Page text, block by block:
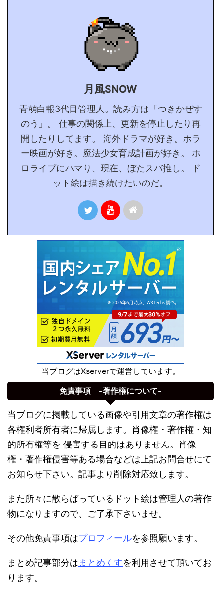
月風SNOW
青萌白報3代目管理人。読み方は「つきかぜす
のう」。 仕事の関係上、更新を停止したり再
開したりしてます。 海外ドラマが好き。ホラ
ー映画が好き。魔法少女育成計画が好き。 ホ
ロライブにハマり、現在、ぼたスバ推し。 ド
ット絵は描き続けたいのだ。
当ブログはXserverで運営しています。
免責事項 -著作権について-
当ブログに掲載している画像や引用文章の著作権は
各権利者所有者に帰属します。肖像権・著作権・知
的所有権等を 侵害する目的はありません。肖像
権・著作権侵害等ある場合などは上記お問合せにて
お知らせ下さい。記事より削除対応致します。
また所々に散らばっているドット絵は管理人の著作
物になりますので、ご了承下さいませ。
その他免責事項はプロフィールを参照願います。
まとめ記事部分は まとめくすを利用させて頂いてお
ります。